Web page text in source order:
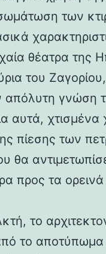
των
θέατρα της
του
απόλυτη γνώση
αυτά, χτισμένα
πίεσης των
θα
προς τα ορεινά
το
το αποτύπωμα